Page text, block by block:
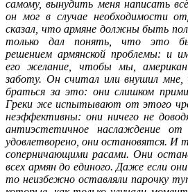
самому, вынудить меня написать
он мог в случае необходимости
сказал, что армяне должны быть
только дал понять, что это
решением армянской проблемы: и
его желание, чтобы мы,
заботу. Он считал или внушил
браться за это: они слишком
Греки же испытывают от этого
неэффективны: они ничего не
антиэстетичное наслаждение от
удовлетворено, они остановятся. И
соперничающими расами. Они
всех армян до единого. Даже если
то неизбежно оставляли парочку